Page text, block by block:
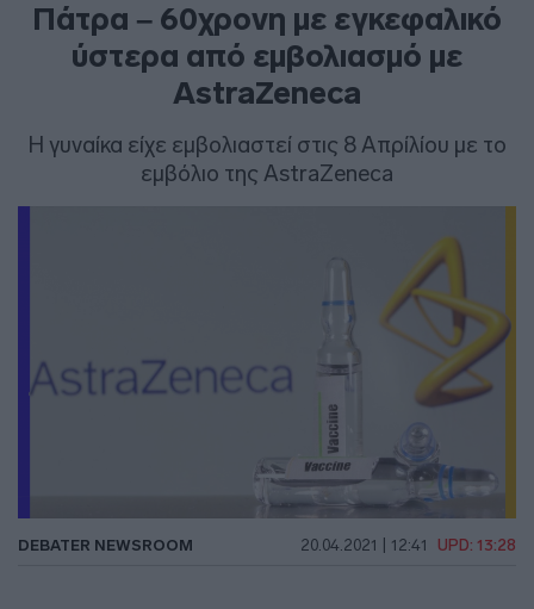
Πάτρα – 60χρονη με εγκεφαλικό
ύστερα από εμβολιασμό με
AstraZeneca
H γυναίκα είχε εμβολιαστεί στις 8 Απρίλίου με το
εμβόλιο της AstraZeneca
DEBATER NEWSROOM 20.04.2021 | 12:41 UPD: 13:28